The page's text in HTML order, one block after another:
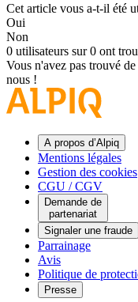
Cet article vous a-t-il été
Oui
Non
0 utilisateurs sur 0 ont
Vous n'avez pas trouvé
nous !
A propos d’Alpiq
Mentions légales
Gestion des cookies
CGU / CGV
Demande de
partenariat
Signaler une fraude
Parrainage
Avis
Politique de
Presse